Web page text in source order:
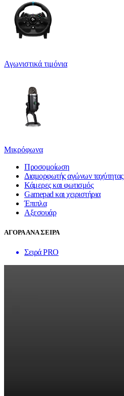
Αγωνιστικά τιμόνια
Μικρόφωνα
Προσομοίωση
Διαμορφωτής αγώνων ταχύτητας
Κάμερες και φωτισμός
Gamepad και χειριστήρια
Έπιπλα
Αξεσουάρ
ΑΓΟΡΑ ΑΝΑ ΣΕΙΡΑ
Σειρά PRO